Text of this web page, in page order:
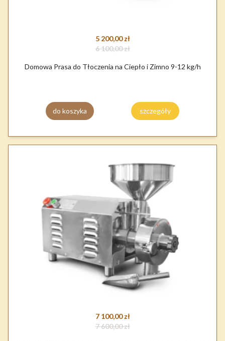
5 200,00 zł
6 100,00 zł
Domowa Prasa do Tłoczenia na Ciepło i Zimno 9-12 kg/h
do koszyka szczegóły
7 100,00 zł
7 600,00 zł